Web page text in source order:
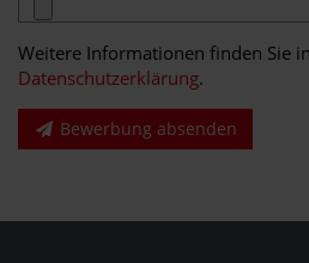
Weitere Informationen finden Sie
Datenschutzerklärung.
Bewerbung absenden